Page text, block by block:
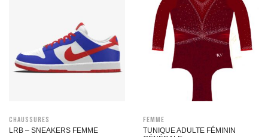
Chaussures
LRB – SNEAKERS FEMME
Femme
TUNIQUE ADULTE FÉMININ